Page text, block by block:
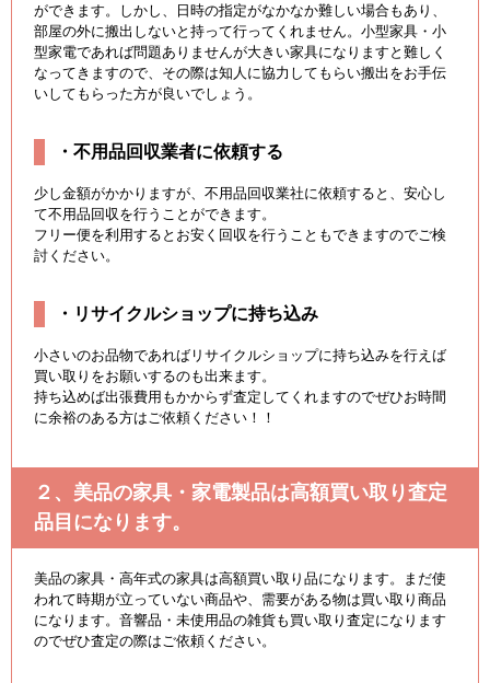
ができます。しかし、日時の指定がなかなか難しい場合もあり、
部屋の外に搬出しないと持って行ってくれません。小型家具・小
型家電であれば問題ありませんが大きい家具になりますと難しく
なってきますので、その際は知人に協力してもらい搬出をお手伝
いしてもらった方が良いでしょう。
・不用品回収業者に依頼する
少し金額がかかりますが、不用品回収業社に依頼すると、安心し
て不用品回収を行うことができます。
フリー便を利用するとお安く回収を行うこともできますのでご検
討ください。
・リサイクルショップに持ち込み
小さいのお品物であればリサイクルショップに持ち込みを行えば
買い取りをお願いするのも出来ます。
持ち込めば出張費用もかからず査定してくれますのでぜひお時間
に余裕のある方はご依頼ください！！
２、美品の家具・家電製品は高額買い取り査定
品目になります。
美品の家具・高年式の家具は高額買い取り品になります。まだ使
われて時期が立っていない商品や、需要がある物は買い取り商品
になります。音響品・未使用品の雑貨も買い取り査定になります
のでぜひ査定の際はご依頼ください。